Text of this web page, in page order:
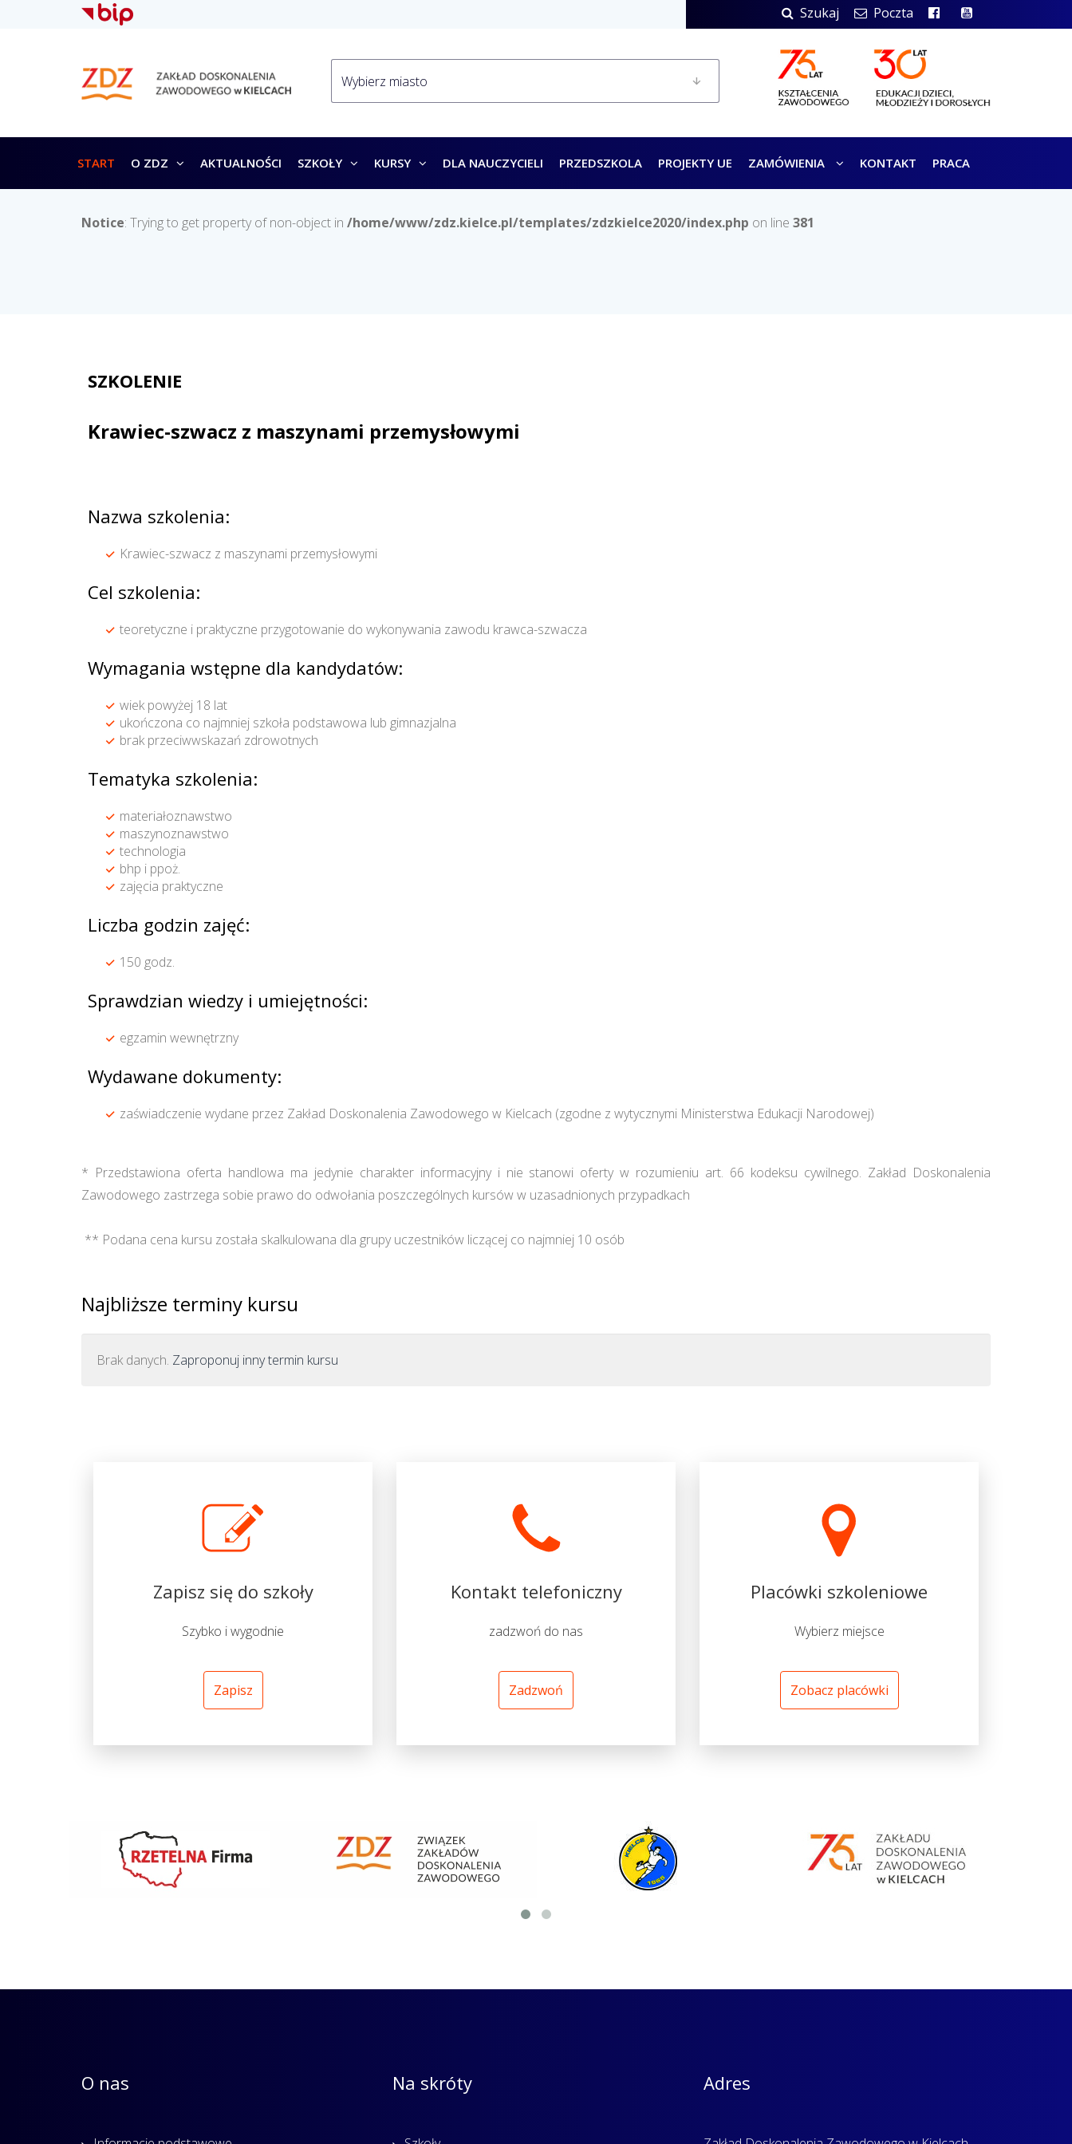
Szukaj Poczta
START O ZDZ AKTUALNOŚCI SZKOŁY KURSY DLA NAUCZYCIELI PRZEDSZKOLA PROJEKTY UE ZAMÓWIENIA KONTAKT PRACA
Notice: Trying to get property of non-object in /home/www/zdz.kielce.pl/templates/zdzkielce2020/index.php on line 381
SZKOLENIE
Krawiec-szwacz z maszynami przemysłowymi
Nazwa szkolenia:
Krawiec-szwacz z maszynami przemysłowymi
Cel szkolenia:
teoretyczne i praktyczne przygotowanie do wykonywania zawodu krawca-szwacza
Wymagania wstępne dla kandydatów:
wiek powyżej 18 lat
ukończona co najmniej szkoła podstawowa lub gimnazjalna
brak przeciwwskazań zdrowotnych
Tematyka szkolenia:
materiałoznawstwo
maszynoznawstwo
technologia
bhp i ppoż.
zajęcia praktyczne
Liczba godzin zajęć:
150 godz.
Sprawdzian wiedzy i umiejętności:
egzamin wewnętrzny
Wydawane dokumenty:
zaświadczenie wydane przez Zakład Doskonalenia Zawodowego w Kielcach (zgodne z wytycznymi Ministerstwa Edukacji Narodowej)
* Przedstawiona oferta handlowa ma jedynie charakter informacyjny i nie stanowi oferty w rozumieniu art. 66 kodeksu cywilnego. Zakład Doskonalenia
Zawodowego zastrzega sobie prawo do odwołania poszczególnych kursów w uzasadnionych przypadkach
** Podana cena kursu została skalkulowana dla grupy uczestników liczącej co najmniej 10 osób
Najbliższe terminy kursu
Brak danych. Zaproponuj inny termin kursu
Zapisz się do szkoły
Szybko i wygodnie
Zapisz
Kontakt telefoniczny
zadzwoń do nas
Zadzwoń
Placówki szkoleniowe
Wybierz miejsce
Zobacz placówki
O nas Na skróty Adres